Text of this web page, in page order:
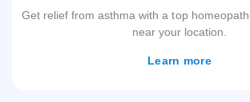
Get relief from asthma with a top
near your location.
Learn more